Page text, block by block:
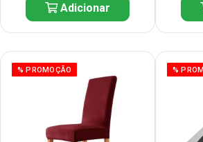
Adicionar
% PROMOÇÃO %